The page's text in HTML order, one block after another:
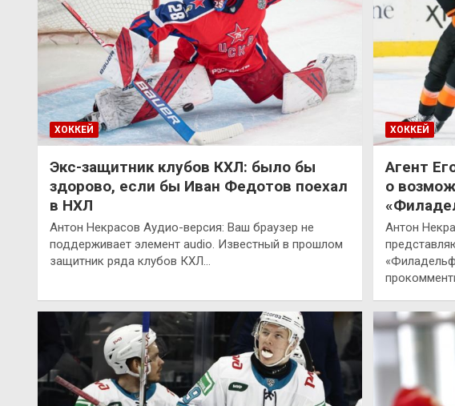
ХОККЕЙ
Экс-защитник клубов КХЛ: было бы
здорово, если бы Иван Федотов поехал
в НХЛ
Антон Некрасов Аудио-версия: Ваш браузер не
поддерживает элемент audio. Известный в прошлом
защитник ряда клубов КХЛ…
ХОККЕЙ
Агент
о
Антон